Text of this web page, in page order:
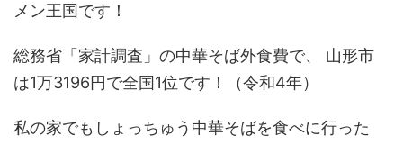
メン王国です！
総務省「家計調査」の中華そば外食費で、 山形市
は1万3196円で全国1位です！（令和4年）
私の家でもしょっちゅう中華そばを食べに行った